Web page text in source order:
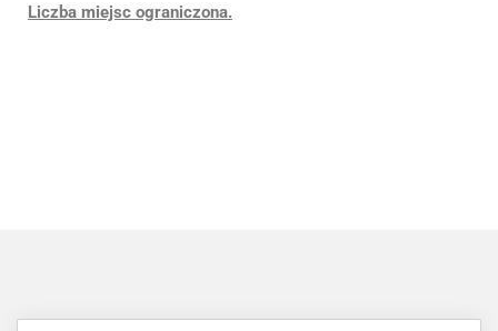
Liczba miejsc ograniczona.